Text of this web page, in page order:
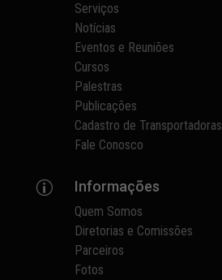
Serviços
Notícias
Eventos e Reuniões
Cursos
Palestras
Publicações
Cadastro de Transportadoras
Fale Conosco
p Informações
Quem Somos
Diretorias e Comissões
Parceiros
Fotos